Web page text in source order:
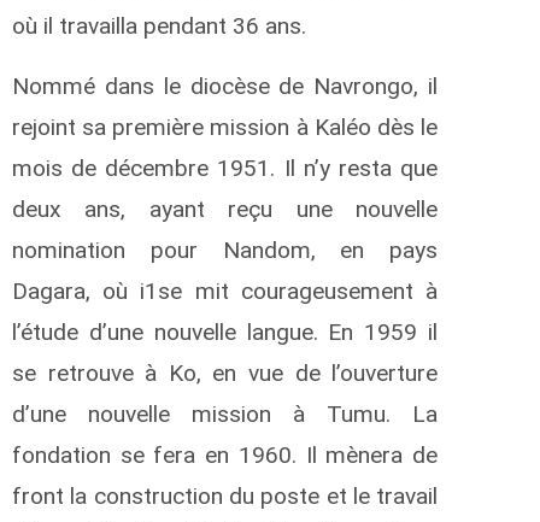
où il travailla pendant 36 ans.
Nommé dans le diocèse de Navrongo, il
rejoint sa première mission à Kaléo dès le
mois de décembre 1951. Il n’y resta que
deux ans, ayant reçu une nouvelle
nomination pour Nandom, en pays
Dagara, où i1se mit courageusement à
l’étude d’une nouvelle langue. En 1959 il
se retrouve à Ko, en vue de l’ouverture
d’une nouvelle mission à Tumu. La
fondation se fera en 1960. Il mènera de
front la construction du poste et le travail